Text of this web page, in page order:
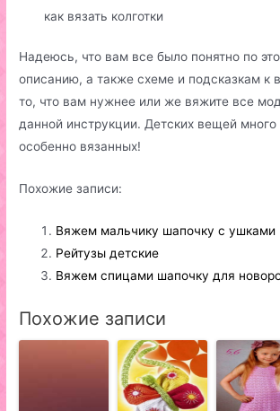
как вязать колготки
Надеюсь, что вам все было понятно по
описанию, а также схеме и подсказкам к
то, что вам нужнее или же вяжите все
данной инструкции. Детских вещей много
особенно вязанных!
Похожие записи:
Вяжем мальчику шапочку с ушками
Рейтузы детские
Вяжем спицами шапочку для
Похожие записи